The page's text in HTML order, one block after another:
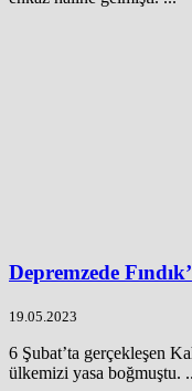
Depremzede
19.05.2023
6 Şubat’ta gerçekleşen
ülkemizi yasa boğmuştu.